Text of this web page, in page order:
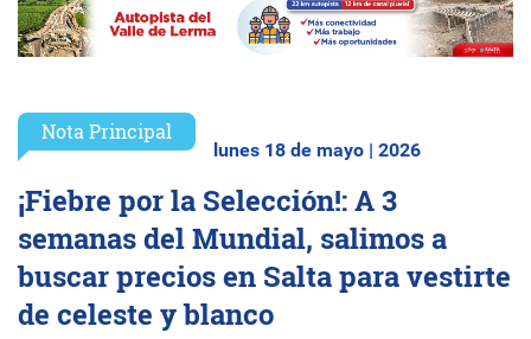
Nota Principal
lunes 18 de mayo | 2026
¡Fiebre por la Selección!: A 3
semanas del Mundial, salimos a
buscar precios en Salta para vestirte
de celeste y blanco